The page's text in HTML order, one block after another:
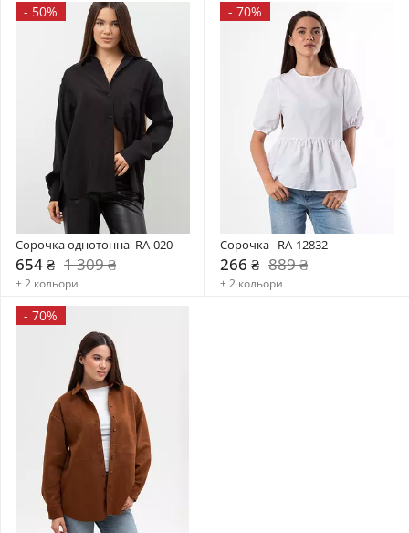
- 50%
Сорочка однотонна  RA-020
654 ₴ 1 309 ₴
+ 2 кольори
- 70%
Сорочка   RA-12832
266 ₴ 889 ₴
+ 2 кольори
- 70%